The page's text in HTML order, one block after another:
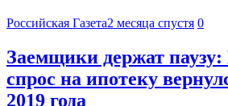
Российская Газета2 месяца спустя 0
Заемщики держат
спрос на ипотеку
2019 года